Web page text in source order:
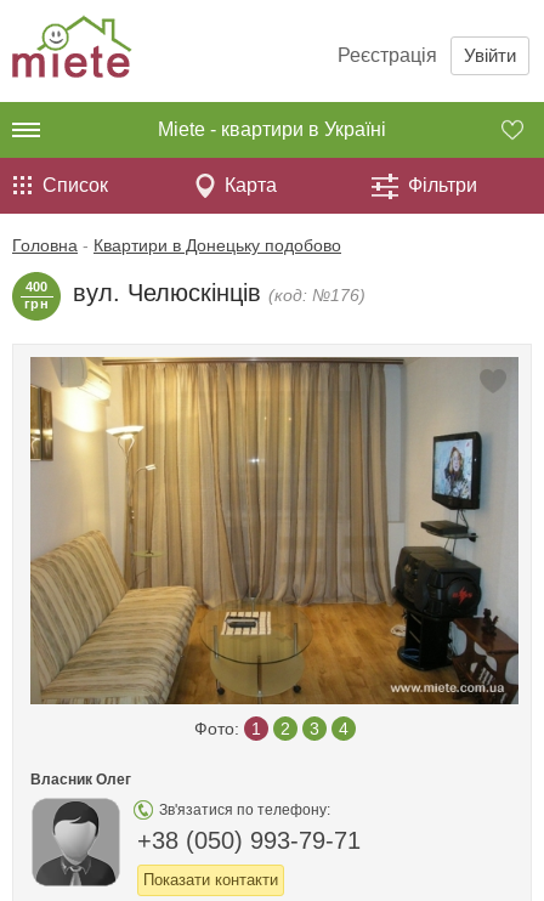
Реєстрація Увійти
Miete - квартири в Україні
Список Карта Фільтри
Головна - Квартири в Донецьку подобово
400
грн
вул. Челюскінців (код: №176)
Фото: 1 2 3 4
Власник Олег
Зв'язатися по телефону:
+38 (050) 993-79-71
Показати контакти